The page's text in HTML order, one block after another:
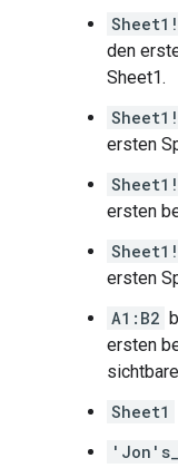
den
Sheet1.
ersten
ersten
ersten
A1:B2
ersten
Sheet1